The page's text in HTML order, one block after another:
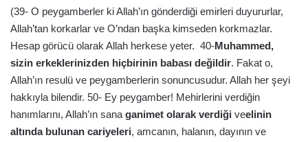
(39- O peygamberler ki Allah’ın gönderdiği emirleri duyururlar,
Allah’tan korkarlar ve O’ndan başka kimseden korkmazlar.
Hesap görücü olarak Allah herkese yeter. 40-Muhammed,
sizin erkeklerinizden hiçbirinin babası değildir. Fakat o,
Allah’ın resulü ve peygamberlerin sonuncusudur. Allah her şeyi
hakkıyla bilendir. 50- Ey peygamber! Mehirlerini verdiğin
hanımlarını, Allah’ın sana ganimet olarak verdiği veelinin
altında bulunan cariyeleri, amcanın, halanın, dayının ve